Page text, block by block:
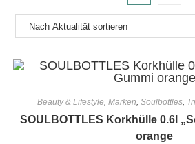
Beauty & Lifestyle, Marken, Soulbottles,
SOULBOTTLES Korkhülle 0.6l
orange